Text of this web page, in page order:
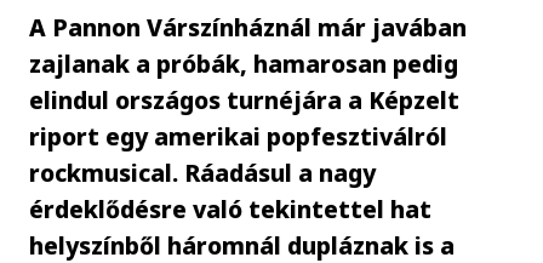
A Pannon Várszínháznál már javában
zajlanak a próbák, hamarosan pedig
elindul országos turnéjára a Képzelt
riport egy amerikai popfesztiválról
rockmusical. Ráadásul a nagy
érdeklődésre való tekintettel hat
helyszínből háromnál dupláznak is a